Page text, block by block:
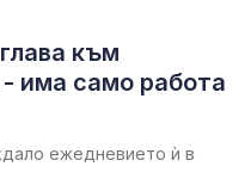
към
има само работа
ежедневието ѝ в